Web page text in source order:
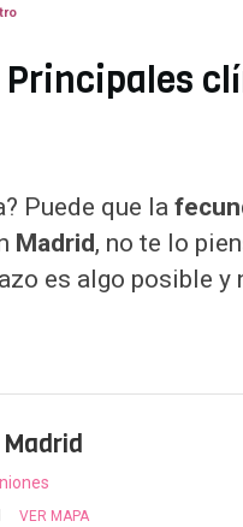
Puede que la
Madrid, no te lo
es algo posible
VER MAPA